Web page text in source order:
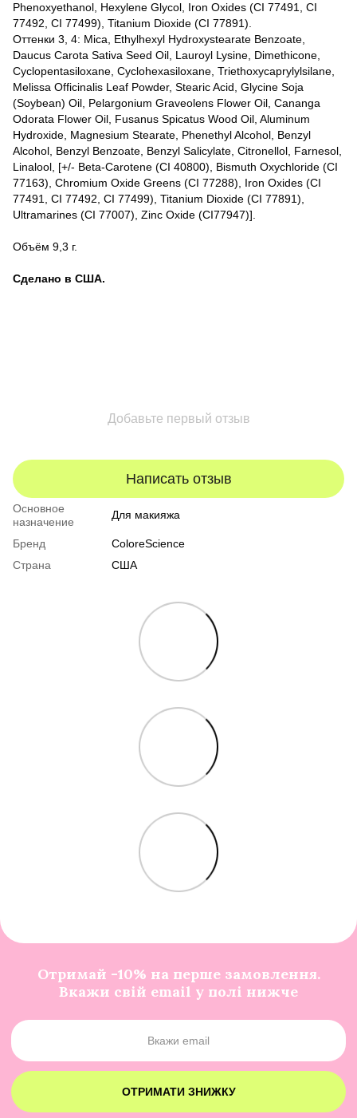
Phenoxyethanol, Hexylene Glycol, Iron Oxides (CI 77491, CI
77492, CI 77499), Titanium Dioxide (CI 77891).
Оттенки 3, 4: Mica, Ethylhexyl Hydroxystearate Benzoate,
Daucus Carota Sativa Seed Oil, Lauroyl Lysine, Dimethicone,
Cyclopentasiloxane, Cyclohexasiloxane, Triethoxycaprylylsilane,
Melissa Officinalis Leaf Powder, Stearic Acid, Glycine Soja
(Soybean) Oil, Pelargonium Graveolens Flower Oil, Cananga
Odorata Flower Oil, Fusanus Spicatus Wood Oil, Aluminum
Hydroxide, Magnesium Stearate, Phenethyl Alcohol, Benzyl
Alcohol, Benzyl Benzoate, Benzyl Salicylate, Citronellol, Farnesol,
Linalool, [+/- Beta-Carotene (CI 40800), Bismuth Oxychloride (CI
77163), Chromium Oxide Greens (CI 77288), Iron Oxides (CI
77491, CI 77492, CI 77499), Titanium Dioxide (CI 77891),
Ultramarines (CI 77007), Zinc Oxide (CI77947)].
Объём 9,3 г.
Сделано в США.
Добавьте первый отзыв
Написать отзыв
Основное
назначение
Для макияжа
Бренд
ColoreScience
Страна
США
Отримай -10% на перше замовлення.
Вкажи свій email у полі нижче
ОТРИМАТИ ЗНИЖКУ